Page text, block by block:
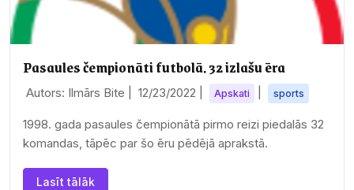
Pasaules čempionāti futbolā. 32 izlašu ēra
Autors: Ilmārs Bite | 12/23/2022 Apskati sports
1998. gada pasaules čempionātā pirmo reizi piedalās 32
komandas, tāpēc par šo ēru pēdējā aprakstā.
Lasīt tālāk